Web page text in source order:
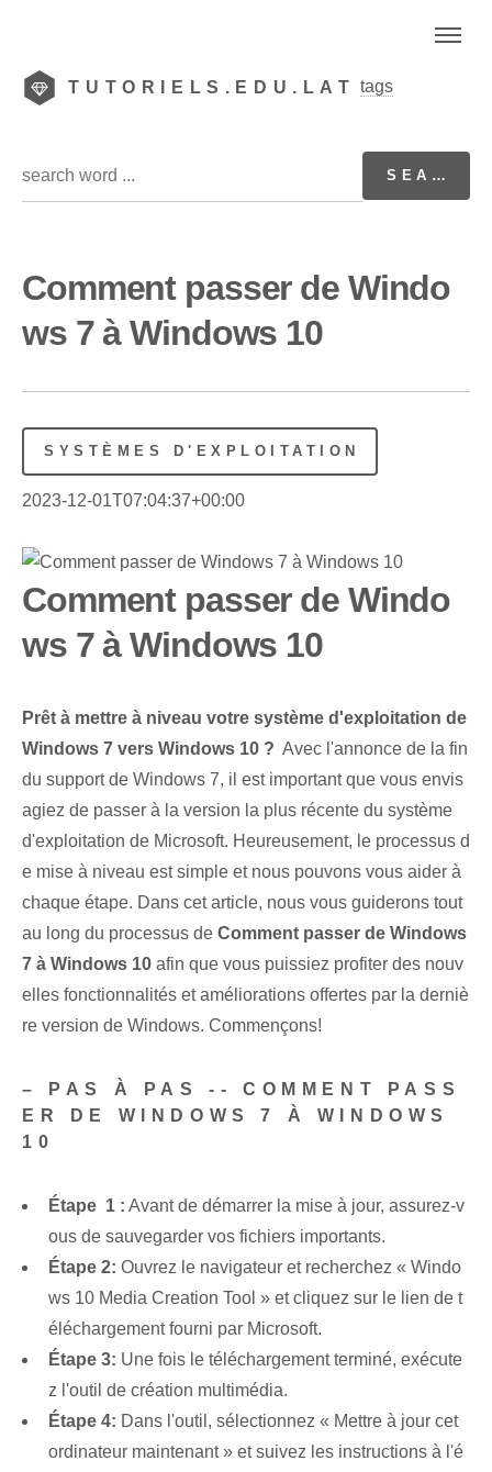
TUTORIELS.EDU.LAT tags
Comment passer de Windo
ws 7 à Windows 10
SYSTÈMES D'EXPLOITATION
2023-12-01T07:04:37+00:00
Comment passer de Windo
ws 7 à Windows 10
Prêt à mettre à niveau votre système d'exploitation de
Windows 7 vers Windows 10 ? ⁤ Avec ⁢l'⁢annonce de la fin
du support de Windows 7, il est important que vous envis
agiez de passer à la ⁢version la plus récente du système
d'exploitation de Microsoft. Heureusement, le processus d
e mise à niveau est simple et nous pouvons vous aider à
chaque étape. Dans cet article, nous vous guiderons tout
au long du processus de Comment passer de Windows
7 à Windows 10 ⁢ afin que vous puissiez profiter‌ des nouv
elles fonctionnalités et améliorations‍ offertes par la derniè
re version de ⁢Windows. Commençons!
– PAS À PAS -- COMMENT‌ PASS
ER DE WINDOWS 7 À WINDOWS
10
Étape ⁢ 1 : Avant de démarrer la mise à jour, assurez-v
ous de sauvegarder vos fichiers importants.
Étape 2: Ouvrez le navigateur et recherchez « Windo
ws 10 Media Creation Tool » et cliquez sur le lien de t
éléchargement fourni par Microsoft.
Étape 3: Une fois le téléchargement terminé,⁤ exécute
z l'outil de création multimédia.
Étape 4: Dans l'outil, sélectionnez « Mettre à jour cet
ordinateur maintenant » ⁣et suivez les instructions à l'é